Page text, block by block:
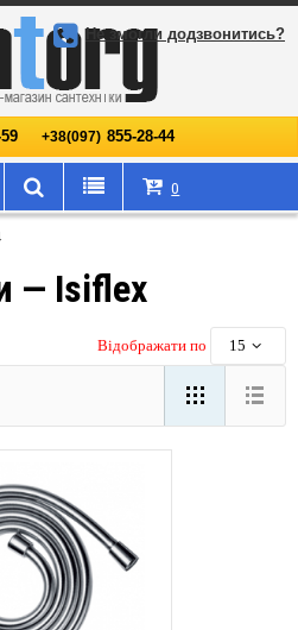
+38(097) 855-28-44
Не змогли додзвонитись?
0
— Isiflex
Відображати по 15